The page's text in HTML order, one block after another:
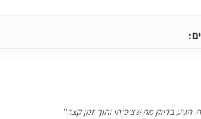
הגיע בדיוק מה שציפיתי ותוך זמן קצר."